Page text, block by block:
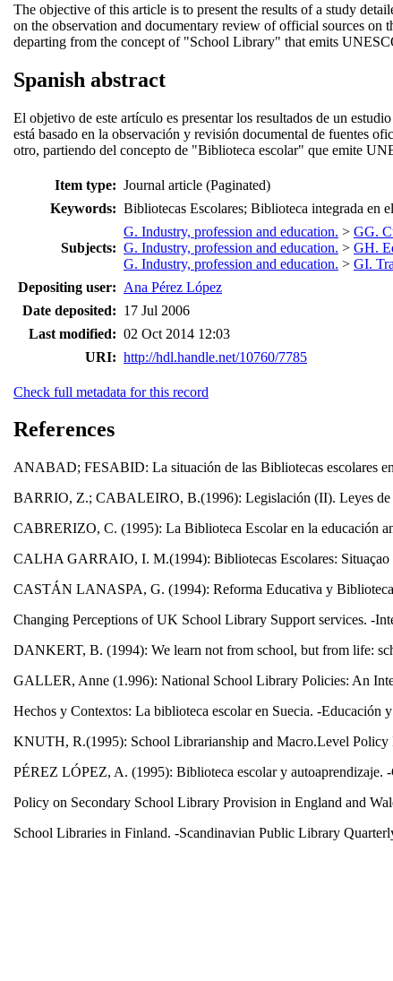
The objective of this article is to present the results of a study
on the observation and documentary review of official sources
departing from the concept of "School Library" that emits
Spanish abstract
El objetivo de este artículo es presentar los resultados de un
está basado en la observación y revisión documental de fuentes
otro, partiendo del concepto de "Biblioteca escolar" que emite
Item type: Journal article (Paginated)
Keywords: Bibliotecas Escolares; Biblioteca integrada en
Subjects:
G. Industry, profession and education. > GG.
G. Industry, profession and education. > GH.
G. Industry, profession and education. > GI.
Depositing user: Ana Pérez López
Date deposited: 17 Jul 2006
Last modified: 02 Oct 2014 12:03
URI: http://hdl.handle.net/10760/7785
Check full metadata for this record
References
ANABAD; FESABID: La situación de las Bibliotecas escolares
BARRIO, Z.; CABALEIRO, B.(1996): Legislación (II). Leyes de
CABRERIZO, C. (1995): La Biblioteca Escolar en la educación
CALHA GARRAIO, I. M.(1994): Bibliotecas Escolares: Situaçao
CASTÁN LANASPA, G. (1994): Reforma Educativa y
Changing Perceptions of UK School Library Support services. -
DANKERT, B. (1994): We learn not from school, but from life:
GALLER, Anne (1.996): National School Library Policies: An
Hechos y Contextos: La biblioteca escolar en Suecia. -Educación
KNUTH, R.(1995): School Librarianship and Macro.Level Policy
PÉREZ LÓPEZ, A. (1995): Biblioteca escolar y
Policy on Secondary School Library Provision in England and
School Libraries in Finland. -Scandinavian Public Library